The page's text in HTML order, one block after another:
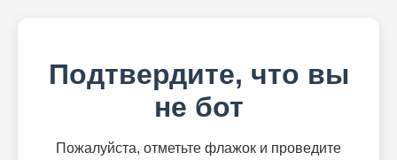
Подтвердите, что вы
не бот
Пожалуйста, отметьте флажок и проведите